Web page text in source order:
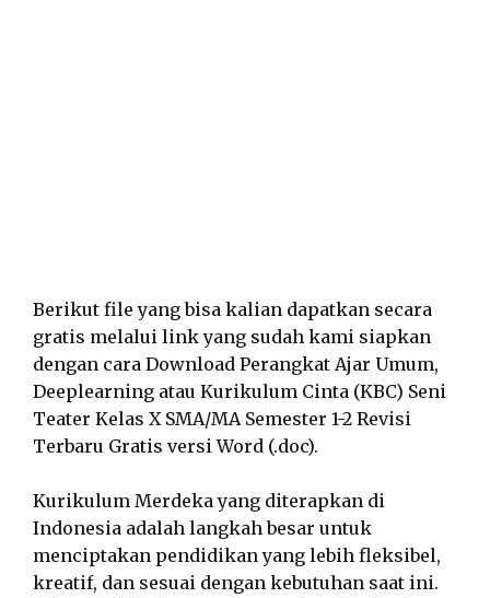
Berikut file yang bisa kalian dapatkan secara
gratis melalui link yang sudah kami siapkan
dengan cara Download Perangkat Ajar Umum,
Deeplearning atau Kurikulum Cinta (KBC) Seni
Teater Kelas X SMA/MA Semester 1-2 Revisi
Terbaru Gratis versi Word (.doc).
Kurikulum Merdeka yang diterapkan di
Indonesia adalah langkah besar untuk
menciptakan pendidikan yang lebih fleksibel,
kreatif, dan sesuai dengan kebutuhan saat ini.